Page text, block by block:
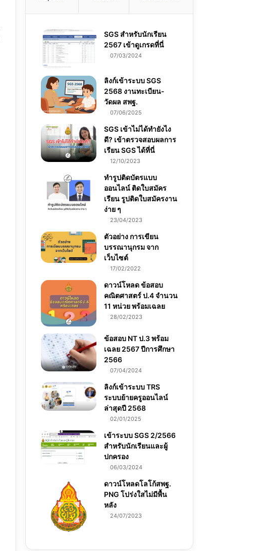
SGS สําหรับนักเรียน
2567 เข้าดูเกรดที่นี่
07/03/2024
ลิงก์เข้าระบบ SGS
2568 งานทะเบียน-
วัดผล สพฐ.
07/06/2025
SGS เข้าไม่ได้ทำยังไง
ดี? เข้าตรวจสอบผลการ
เรียน SGS ได้ที่นี่
12/10/2023
ทำรูปติดบัตรแบบ
ออนไลน์ ติดใบสมัคร
เรียน รูปติดใบสมัครงาน
ง่าย ๆ
23/04/2023
ตัวอย่าง การเขียน
บรรณานุกรม จาก
เว็บไซต์
17/02/2022
ดาวน์โหลด ข้อสอบ
คณิตศาสตร์ ป.4 จำนวน
11 หน่วย พร้อมเฉลย
28/02/2023
ข้อสอบ NT ป.3 พร้อม
เฉลย 2567 ปีการศึกษา
2566
07/04/2024
ลิงก์เข้าระบบ TRS
ระบบย้ายครูออนไลน์
ล่าสุดปี 2568
02/01/2025
เข้าระบบ SGS 2/2566
สำหรับนักเรียนและผู้
ปกครอง
06/03/2024
ดาวน์โหลดโลโก้สพฐ.
PNG โปร่งใสไม่มีพื้น
หลัง
24/07/2023